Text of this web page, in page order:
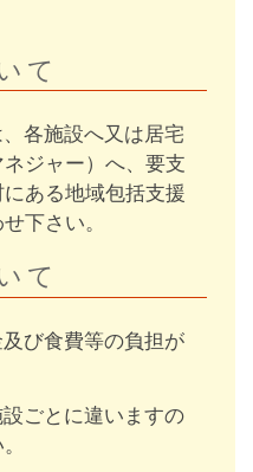
て
各施設へ又は居宅
ジャー）へ、要支
ある地域包括支援
下さい。
て
び食費等の負担が
ごとに違いますの